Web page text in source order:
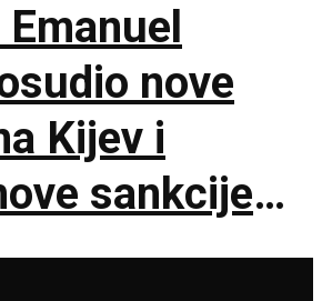
nove
Kijev i
sankcije